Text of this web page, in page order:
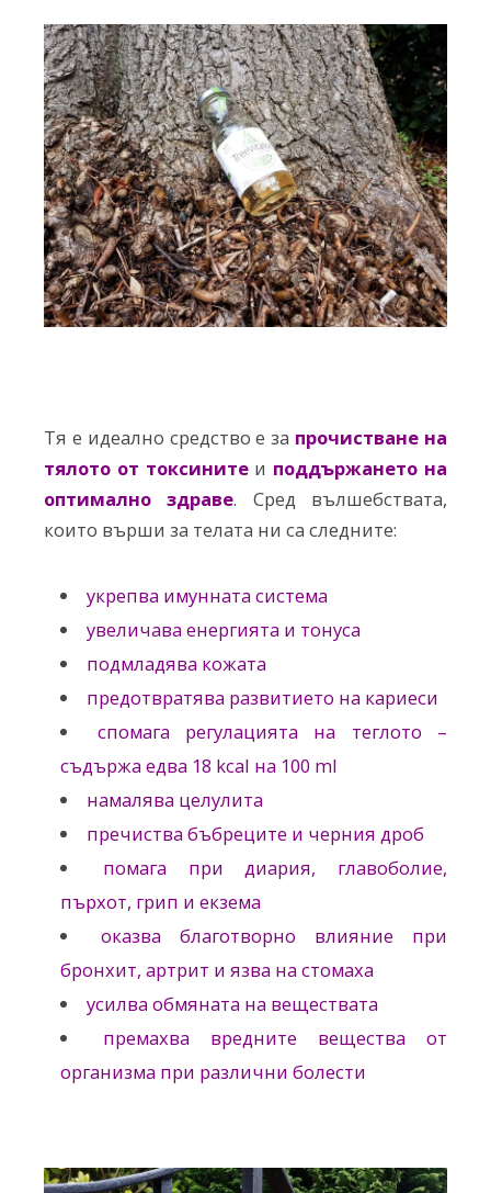
Тя е идеално средство е за прочистване на
тялото от токсинитеи поддържането на
оптимално здраве. Сред вълшебствата,
които върши за телата ни са следните:
укрепва имунната система
увеличава енергията и тонуса
подмладява кожата
предотвратява развитието на кариеси
спомага регулацията на теглото –
съдържа едва 18 kcal на 100 ml
намалява целулита
пречиства бъбреците и черния дроб
помага при диария, главоболие,
пърхот, грип и екзема
оказва благотворно влияние при
бронхит, артрит и язва на стомаха
усилва обмяната на веществата
премахва вредните вещества от
организма при различни болести